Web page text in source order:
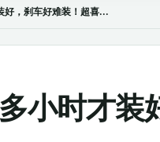
好，刹车好难装！超喜...
小时才装